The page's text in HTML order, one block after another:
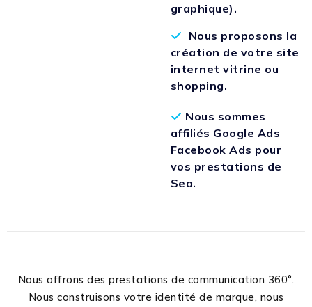
graphique).
Nous proposons la
création de votre site
internet vitrine ou
shopping.
Nous sommes
affiliés Google Ads
Facebook Ads pour
vos prestations de
Sea.
Nous offrons des prestations de communication 360°.
Nous construisons votre identité de marque, nous